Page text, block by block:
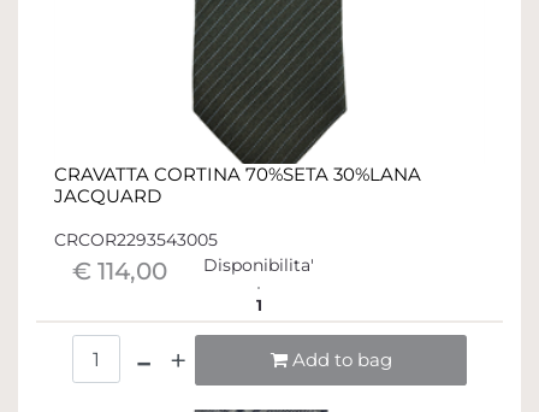
CRAVATTA CORTINA 70%SETA 30%LANA
JACQUARD
CRCOR2293543005
€ 114,00 Disponibilita'
1
Add to bag